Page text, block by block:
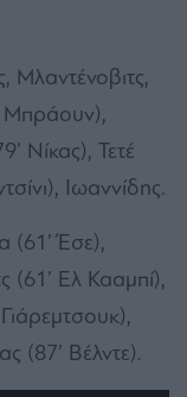
Μλαντένοβιτς,
Μπράουν),
Νίκας), Τετέ
Ιωαννίδης.
(61’ Έσε),
(61’ Ελ Κααμπί),
(87’ Βέλντε).